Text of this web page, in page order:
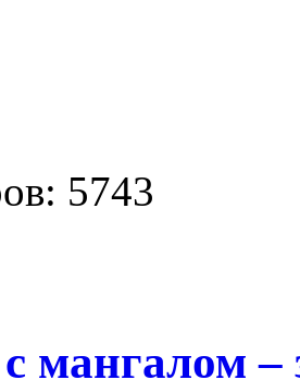
5743
мангалом –